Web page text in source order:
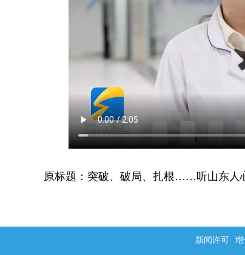
原标题：突破、破局、扎根……听山东人
新闻许可